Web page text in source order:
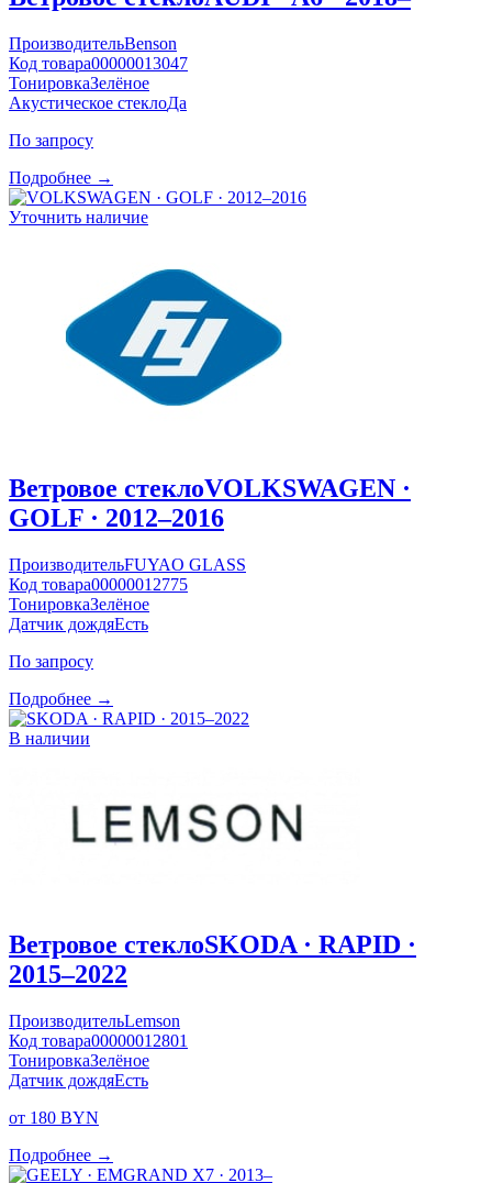
ПроизводительBenson
Код товара00000013047
ТонировкаЗелёное
Акустическое стеклоДа
По запросу
Подробнее →
Уточнить наличие
Ветровое стеклоVOLKSWAGEN ·
GOLF · 2012–2016
ПроизводительFUYAO GLASS
Код товара00000012775
ТонировкаЗелёное
Датчик дождяЕсть
По запросу
Подробнее →
В наличии
Ветровое стеклоSKODA · RAPID ·
2015–2022
ПроизводительLemson
Код товара00000012801
ТонировкаЗелёное
Датчик дождяЕсть
от 180 BYN
Подробнее →